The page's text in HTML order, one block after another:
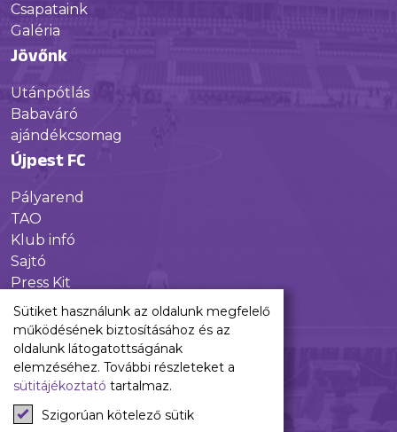
Csapataink
Galéria
Jövőnk
Utánpótlás
Babaváró
ajándékcsomag
Újpest FC
Pályarend
TAO
Klub infó
Sajtó
Press Kit
Újpest FC Shop
Digitális felületeink
Facebook
Instagram
Tiktok
Sütiket használunk az oldalunk megfelelő
működésének biztosításához és az
oldalunk látogatottságának
elemzéséhez. További részleteket a
sütitájékoztató tartalmaz.
Szigorúan kötelező sütik